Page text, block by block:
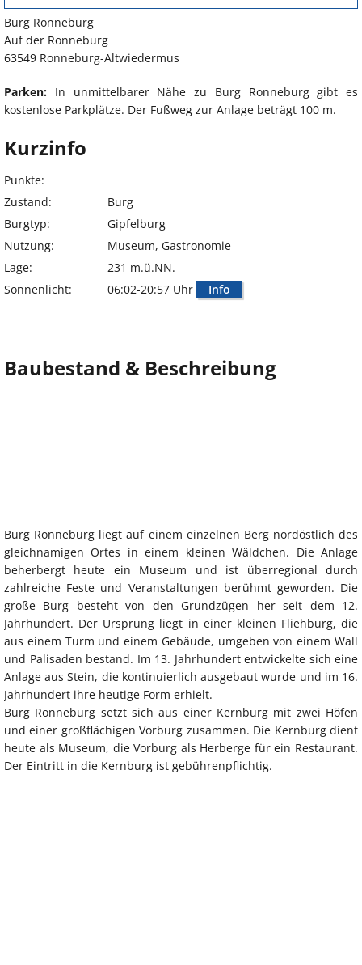
Burg Ronneburg
Auf der Ronneburg
63549 Ronneburg-Altwiedermus
Parken: In unmittelbarer Nähe zu Burg Ronneburg gibt es
kostenlose Parkplätze. Der Fußweg zur Anlage beträgt 100 m.
Kurzinfo
Punkte:
Zustand:
Burg
Burgtyp:
Gipfelburg
Nutzung:
Museum, Gastronomie
Lage:
231 m.ü.NN.
Sonnenlicht:
06:02-20:57 Uhr Info
Baubestand & Beschreibung
Burg Ronneburg liegt auf einem einzelnen Berg nordöstlich des
gleichnamigen Ortes in einem kleinen Wäldchen. Die Anlage
beherbergt heute ein Museum und ist überregional durch
zahlreiche Feste und Veranstaltungen berühmt geworden. Die
große Burg besteht von den Grundzügen her seit dem 12.
Jahrhundert. Der Ursprung liegt in einer kleinen Fliehburg, die
aus einem Turm und einem Gebäude, umgeben von einem Wall
und Palisaden bestand. Im 13. Jahrhundert entwickelte sich eine
Anlage aus Stein, die kontinuierlich ausgebaut wurde und im 16.
Jahrhundert ihre heutige Form erhielt.
Burg Ronneburg setzt sich aus einer Kernburg mit zwei Höfen
und einer großflächigen Vorburg zusammen. Die Kernburg dient
heute als Museum, die Vorburg als Herberge für ein Restaurant.
Der Eintritt in die Kernburg ist gebührenpflichtig.